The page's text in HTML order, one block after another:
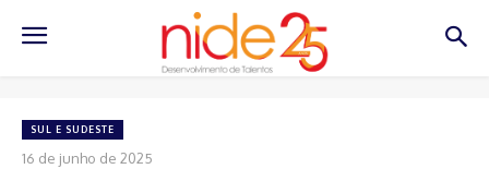
SUL E SUDESTE
16 de junho de 2025